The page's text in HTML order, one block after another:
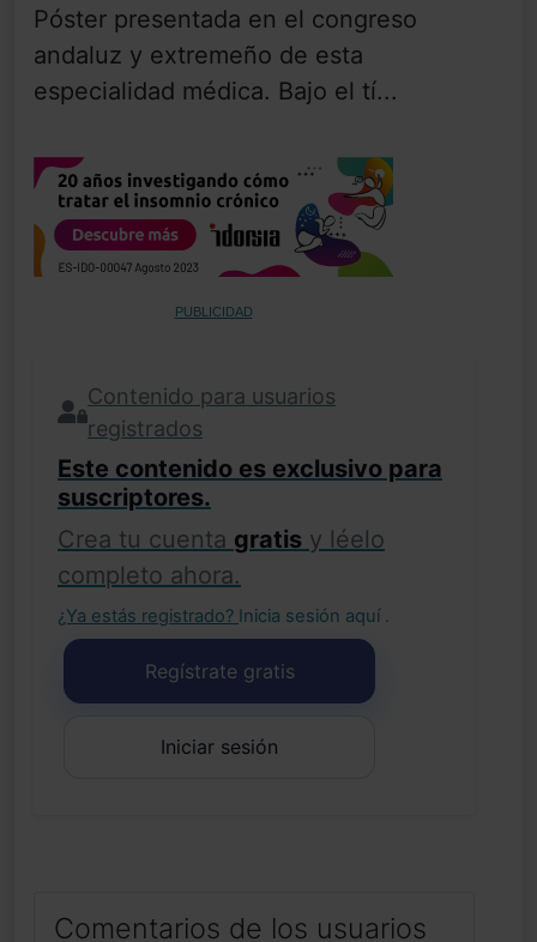
Póster presentada en el congreso
andaluz y extremeño de esta
especialidad médica. Bajo el tí...
PUBLICIDAD
Contenido para usuarios
registrados
Este contenido es exclusivo para
suscriptores.
Crea tu cuenta gratis y léelo
completo ahora.
¿Ya estás registrado? Inicia sesión aquí .
Regístrate gratis
Iniciar sesión
Comentarios de los usuarios